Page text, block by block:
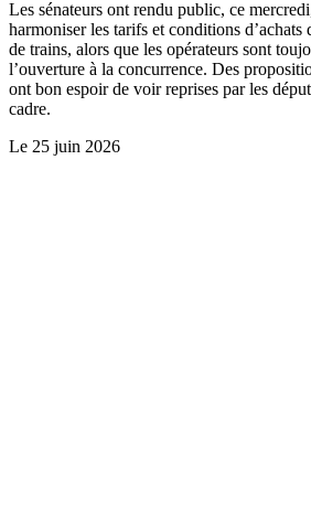
Les sénateurs ont rendu public, ce
harmoniser les tarifs et conditions d’achats
de trains, alors que les opérateurs sont
l’ouverture à la concurrence. Des
ont bon espoir de voir reprises par les
cadre.
Le 25 juin 2026